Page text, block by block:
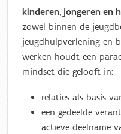
kinderen, jongeren en
zowel binnen de
jeugdhulpverlening en
werken houdt een
mindset die gelooft in:
relaties als basis
een gedeelde
actieve deelname